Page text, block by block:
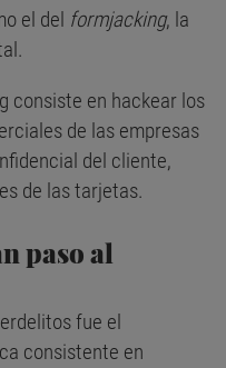
el del formjacking, la
consiste en hackear los
de las empresas
del cliente,
de las tarjetas.
paso al
fue el
consistente en